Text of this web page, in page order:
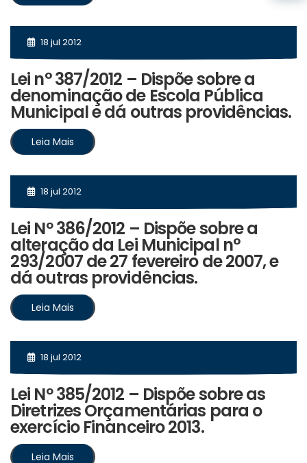
18 jul 2012
Lei n° 387/2012 – Dispõe sobre a
denominação de Escola Pública
Municipal e dá outras providências.
Leia Mais
18 jul 2012
Lei Nº 386/2012 – Dispõe sobre a
alteração da Lei Municipal n°
293/2007 de 27 fevereiro de 2007, e
dá outras providências.
Leia Mais
18 jul 2012
Lei Nº 385/2012 – Dispõe sobre as
Diretrizes Orçamentárias para o
exercício Financeiro 2013.
Leia Mais